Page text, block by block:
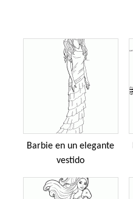
Barbie en un elegante
vestido